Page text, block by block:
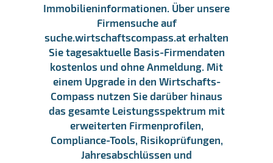
Immobilieninformationen. Über unsere
Firmensuche auf
suche.wirtschaftscompass.at erhalten
Sie tagesaktuelle Basis-Firmendaten
kostenlos und ohne Anmeldung. Mit
einem Upgrade in den Wirtschafts-
Compass nutzen Sie darüber hinaus
das gesamte Leistungsspektrum mit
erweiterten Firmenprofilen,
Compliance-Tools, Risikoprüfungen,
Jahresabschlüssen und